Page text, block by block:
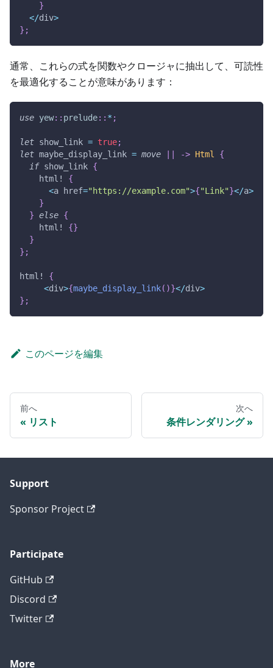
}
</div>
} ;
通常、これらの式を関数やクロージャに抽出して、可読性
を最適化することが意味があります：
use yew:: prelude:: * ;
let show_link = true;
let maybe_display_link = move -> Html
{
if show_link {
html!
{
<a href="https://example.com">{"Link"}</a>
}
} else {
html!
{}
}
} ;
html!
{
<div>{maybe_display_link( )}</div>
} ;
このページを編集
前へ
リスト
次へ
条件レンダリング
Support
Sponsor Project
Participate
GitHub
Discord
Twitter
More